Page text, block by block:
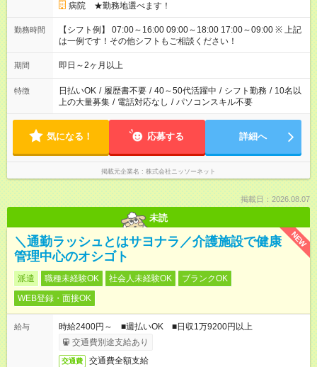
病院 ★勤務地選べます！
勤務時間
【シフト例】 07:00～16:00 09:00～18:00 17:00～09:00 ※ 上記
は一例です！その他シフトもご相談ください！
期間 即日～2ヶ月以上
特徴 日払いOK / 履歴書不要 / 40～50代活躍中 / シフト勤務 / 10名以
上の大量募集 / 電話対応なし / パソコンスキル不要
気になる！ 応募する 詳細へ
掲載元企業名 株式会社ニッソーネット
掲載日：2026.08.07
未読
NEW
＼通勤ラッシュとはサヨナラ／介護施設で健康
管理中心のオシゴト
派遣 職種未経験OK 社会人未経験OK
ブランクOK
WEB登録・面接OK
給与
時給2400円～ ■週払いOK ■日収1万9200円以上
交通費別途支給あり
交通費 交通費全額支給